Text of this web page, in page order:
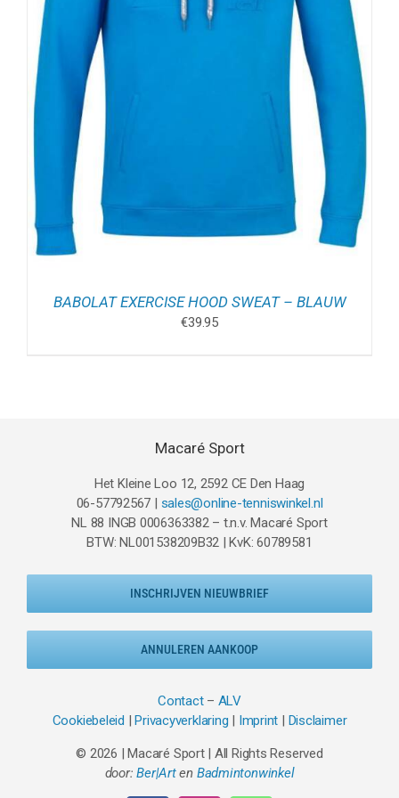
BABOLAT EXERCISE HOOD SWEAT – BLAUW
€39.95
Macaré Sport
Het Kleine Loo 12, 2592 CE Den Haag
06-57792567 | sales@online-tenniswinkel.nl
NL 88 INGB 0006363382 – t.n.v. Macaré Sport
BTW: NL001538209B32 | KvK: 60789581
INSCHRIJVEN NIEUWBRIEF
ANNULEREN AANKOOP
Contact– ALV
Cookiebeleid |Privacyverklaring | Imprint | Disclaimer
© 2026 | Macaré Sport | All Rights Reserved
door:Ber|Arten Badmintonwinkel